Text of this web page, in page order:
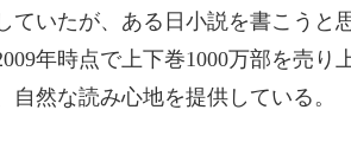
いたが、ある日小説を書こうと
年時点で上下巻1000万部を売り
然な読み心地を提供している。